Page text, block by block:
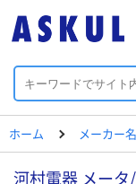
ホーム メーカー
河村電器 メー